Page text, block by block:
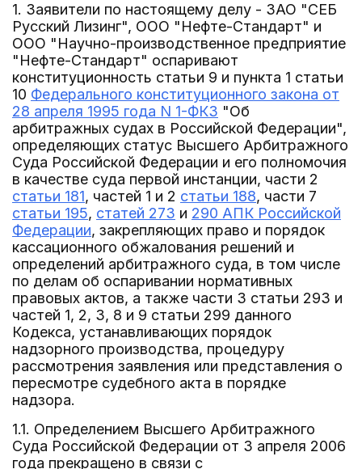
1. Заявители по настоящему делу - ЗАО "СЕБ
Русский Лизинг", ООО "Нефте-Стандарт" и
ООО "Научно-производственное предприятие
"Нефте-Стандарт" оспаривают
конституционность статьи 9 и пункта 1 статьи
10 Федерального конституционного закона от
28 апреля 1995 года N 1-ФКЗ "Об
арбитражных судах в Российской Федерации",
определяющих статус Высшего Арбитражного
Суда Российской Федерации и его полномочия
в качестве суда первой инстанции, части 2
статьи 181, частей 1 и 2 статьи 188, части 7
статьи 195, статей 273 и 290 АПК Российской
Федерации, закрепляющих право и порядок
кассационного обжалования решений и
определений арбитражного суда, в том числе
по делам об оспаривании нормативных
правовых актов, а также части 3 статьи 293 и
частей 1, 2, 3, 8 и 9 статьи 299 данного
Кодекса, устанавливающих порядок
надзорного производства, процедуру
рассмотрения заявления или представления о
пересмотре судебного акта в порядке
надзора.
1.1. Определением Высшего Арбитражного
Суда Российской Федерации от 3 апреля 2006
года прекращено в связи с